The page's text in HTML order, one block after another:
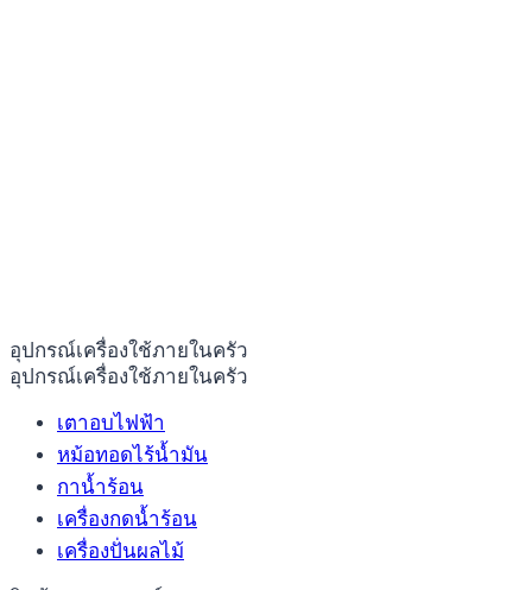
อุปกรณ์เครื่องใช้ภายในครัว
อุปกรณ์เครื่องใช้ภายในครัว
เตาอบไฟฟ้า
หม้อทอดไร้น้ำมัน
กาน้ำร้อน
เครื่องกดน้ำร้อน
เครื่องปั่นผลไม้